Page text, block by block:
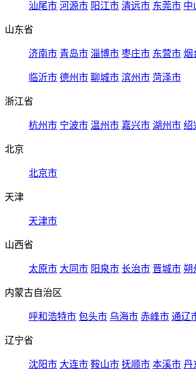
汕尾市 河源市 阳江市 清远市 东莞市 中
山东省
济南市 青岛市 淄博市 枣庄市 东营市 烟
临沂市 德州市 聊城市 滨州市 菏泽市
浙江省
杭州市 宁波市 温州市 嘉兴市 湖州市 绍
北京
北京市
天津
天津市
山西省
太原市 大同市 阳泉市 长治市 晋城市 朔
内蒙古自治区
呼和浩特市 包头市 乌海市 赤峰市 通辽
辽宁省
沈阳市 大连市 鞍山市 抚顺市 本溪市 丹